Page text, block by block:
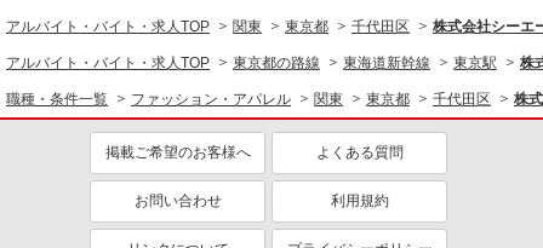
アパレル販売
時給1550円〜1600円 ■月給例【24万円〜26万
給1500円×実働7時間45分×22日） ＋残業代
（1.25倍：1分単位で支給） ※時給は経験により
変動します。
新丸ビル
キープ 詳細を見る
株式会社シーエーセールススタッフ/tkYH40656a
アルバイト・バイト・求人TOP 関東 東京都 千代田区 株式会社シーエ
アルバイト・バイト・求人TOP 東京都の路線 東海道新幹線 東京駅 株
職種・条件一覧 ファッション・アパレル 関東 東京都 千代田区 株
掲載ご希望のお客様へ よくある質問
お問い合わせ 利用規約